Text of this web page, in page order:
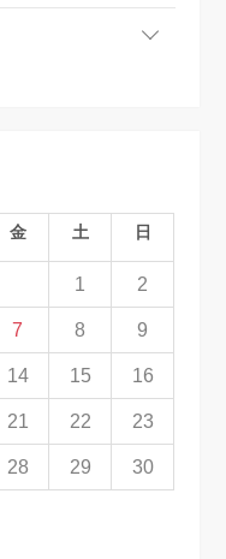
金 土 日
1 2
7 8 9
14 15 16
21 22 23
28 29 30